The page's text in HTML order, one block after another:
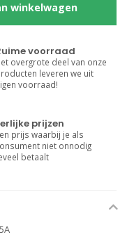
winkelwagen
voorraad
overgrote deel van onze
leveren we uit
voorraad!
prijzen
prijs waarbij je als
niet onnodig
betaalt